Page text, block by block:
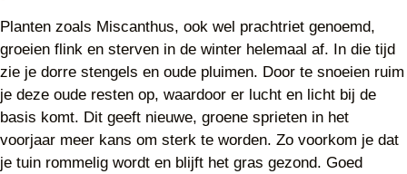
Planten zoals Miscanthus, ook wel prachtriet genoemd,
groeien flink en sterven in de winter helemaal af. In die tijd
zie je dorre stengels en oude pluimen. Door te snoeien ruim
je deze oude resten op, waardoor er lucht en licht bij de
basis komt. Dit geeft nieuwe, groene sprieten in het
voorjaar meer kans om sterk te worden. Zo voorkom je dat
je tuin rommelig wordt en blijft het gras gezond. Goed